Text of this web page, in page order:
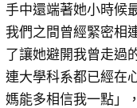
手中還端著她小時候
我們之間曾經緊密相
了讓她避開我曾走過
連大學科系都已經在
媽能多相信我一點」